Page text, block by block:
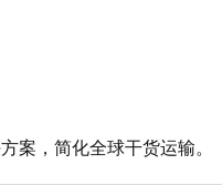
案，简化全球干货运输。